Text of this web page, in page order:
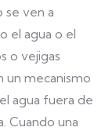
se ven a
el agua o el
o vejigas
un mecanismo
agua fuera de
Cuando una